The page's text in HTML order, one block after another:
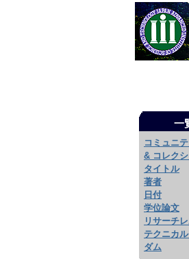
一
コミュニテ
& コレク
タイトル
著者
日付
学位論文
リサーチ
テクニカ
ダム